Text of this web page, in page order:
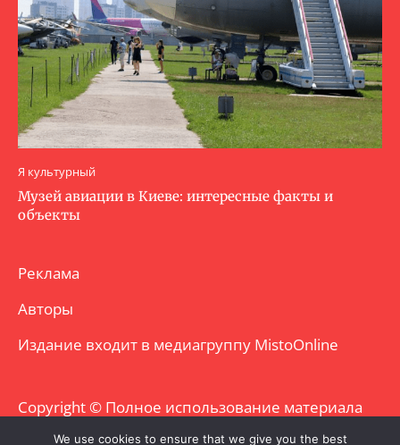
Я культурный
Музей авиации в Киеве: интересные факты и
объекты
Реклама
Авторы
Издание входит в медиагруппу MistoOnline
Copyright © Полное использование материала
запрещено. Частично разрешено с
We use cookies to ensure that we give you the best